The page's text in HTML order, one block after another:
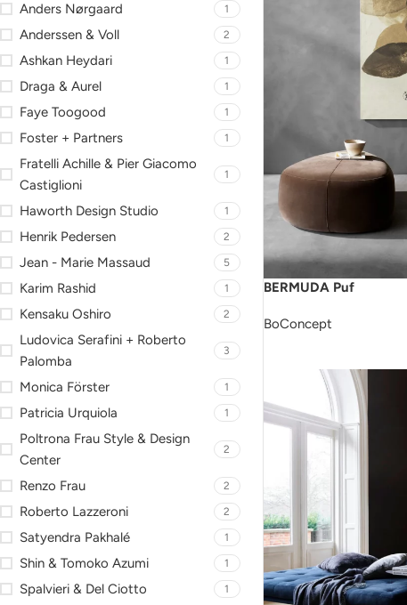
Anders Nørgaard 1
Anderssen & Voll 2
Ashkan Heydari 1
Draga & Aurel 1
Faye Toogood 1
Foster + Partners 1
Fratelli Achille & Pier Giacomo
Castiglioni
1
Haworth Design Studio 1
Henrik Pedersen 2
Jean - Marie Massaud 5
Karim Rashid 1
Kensaku Oshiro 2
Ludovica Serafini + Roberto
Palomba
3
Monica Förster 1
Patricia Urquiola 1
Poltrona Frau Style & Design
Center
2
Renzo Frau 2
Roberto Lazzeroni 2
Satyendra Pakhalé 1
Shin & Tomoko Azumi 1
Spalvieri & Del Ciotto 1
BERMUDA Puf
BoConcept